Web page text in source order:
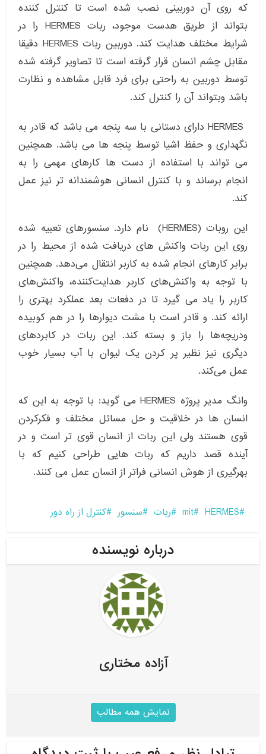
که روی آن دوربینی نصب شده است تا کنترل کننده
بتواند از طریق هدست موجود، ربات HERMES را در
شرایط مختلف هدایت کند. دوربین ربات HERMES دقیقا
مقابل چشم انسان قرار گرفته است تا تصاویر گرفته شده
توسط دوربین به راحتی برای فرد قابل مشاهده و نظارت
باشد وبتواند آن را کنترل کند.
HERMES دارای دستانی با سه پنجه می باشد که قادر به
نگهداری و حفظ اشیا توسط پنجه ها می باشد. همچنین
می تواند با استفاده از دست ها کارهای مهمی را به
انجام برساند و با کنترل انسانی هوشمندانه تر نیز عمل
کند.
این روبات (HERMES) نام دارد. سنسورهای تعبیه شده
روی این ربات واکنش های دریافت شده از محیط را در
برابر کارهای انجام شده به کاربر انتقال می‌دهد. همچنین
با توجه به واکنش‌های کاربر هدایت‌کننده، واکنش‌های
کاربر را یاد می گیرد تا در دفعات بعد عملکرد بهتری را
ارائه کند. و قادر است با مشت دیوارها را در هم کوبیده
ودریچه‌ها را باز و بسته کند. این ربات در کابردهای
دیگری نیز نظیر پر کردن یک لیوان با آب بسیار خوب
عمل می‌کند.
وانگ مدیر پروژه HERMES می گوید: با توجه به این که
انسان ها در خلاقیت و حل مسائل مختلف و فکرکردن
قوی هستند ولی این ربات از انسان قوی تر است و در
آینده قصد داریم که ربات هایی طراحی کنیم که با
بهرگیری از هوش انسانی فراتر از انسان عمل می کنند.
HERMES
mit ربات سنسور کنترل از راه دور
درباره نویسنده
آزاده مختاری
نمایش همه مطالب